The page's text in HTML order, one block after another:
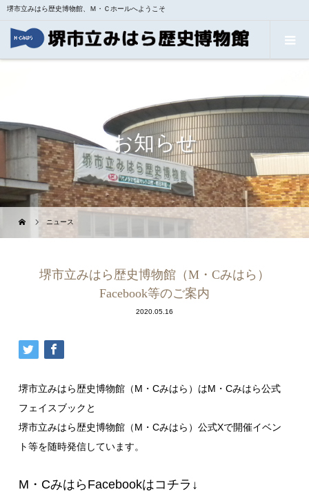
堺市立みはら歴史博物館、Ｍ・Ｃホールへようこそ
お知らせ
ニュース
堺市立みはら歴史博物館（M・Cみはら）
Facebook等のご案内
2020.05.16
堺市立みはら歴史博物館（M・Cみはら）はM・Cみはら公式
フェイスブックと
堺市立みはら歴史博物館（M・Cみはら）公式Xで開催イベン
ト等を随時発信しています。
M・CみはらFacebookはコチラ↓